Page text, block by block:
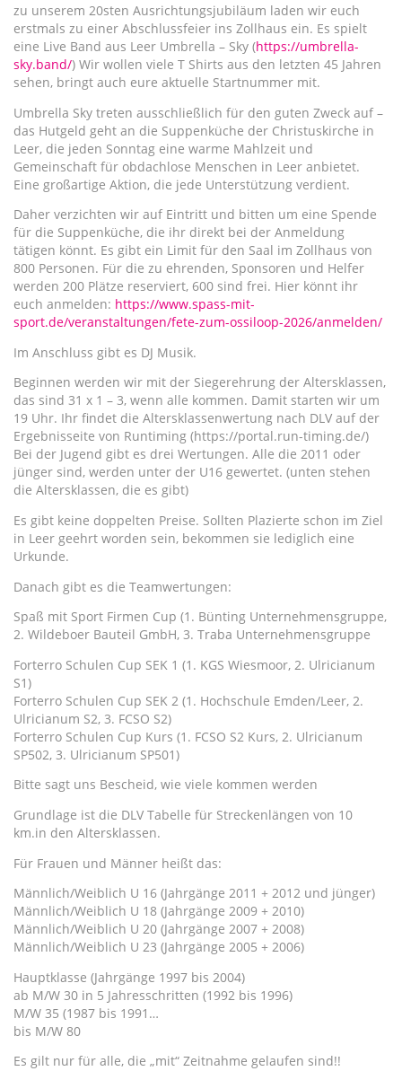
zu unserem 20sten Ausrichtungsjubiläum laden wir euch
erstmals zu einer Abschlussfeier ins Zollhaus ein. Es spielt
eine Live Band aus Leer Umbrella – Sky (https://umbrella-
sky.band/) Wir wollen viele T Shirts aus den letzten 45 Jahren
sehen, bringt auch eure aktuelle Startnummer mit.
Umbrella Sky treten ausschließlich für den guten Zweck auf –
das Hutgeld geht an die Suppenküche der Christuskirche in
Leer, die jeden Sonntag eine warme Mahlzeit und
Gemeinschaft für obdachlose Menschen in Leer anbietet.
Eine großartige Aktion, die jede Unterstützung verdient.
Daher verzichten wir auf Eintritt und bitten um eine Spende
für die Suppenküche, die ihr direkt bei der Anmeldung
tätigen könnt. Es gibt ein Limit für den Saal im Zollhaus von
800 Personen. Für die zu ehrenden, Sponsoren und Helfer
werden 200 Plätze reserviert, 600 sind frei. Hier könnt ihr
euch anmelden: https://www.spass-mit-
sport.de/veranstaltungen/fete-zum-ossiloop-2026/anmelden/
Im Anschluss gibt es DJ Musik.
Beginnen werden wir mit der Siegerehrung der Altersklassen,
das sind 31 x 1 – 3, wenn alle kommen. Damit starten wir um
19 Uhr. Ihr findet die Altersklassenwertung nach DLV auf der
Ergebnisseite von Runtiming (https://portal.run-timing.de/)
Bei der Jugend gibt es drei Wertungen. Alle die 2011 oder
jünger sind, werden unter der U16 gewertet. (unten stehen
die Altersklassen, die es gibt)
Es gibt keine doppelten Preise. Sollten Plazierte schon im Ziel
in Leer geehrt worden sein, bekommen sie lediglich eine
Urkunde.
Danach gibt es die Teamwertungen:
Spaß mit Sport Firmen Cup (1. Bünting Unternehmensgruppe,
2. Wildeboer Bauteil GmbH, 3. Traba Unternehmensgruppe
Forterro Schulen Cup SEK 1 (1. KGS Wiesmoor, 2. Ulricianum
S1)
Forterro Schulen Cup SEK 2 (1. Hochschule Emden/Leer, 2.
Ulricianum S2, 3. FCSO S2)
Forterro Schulen Cup Kurs (1. FCSO S2 Kurs, 2. Ulricianum
SP502, 3. Ulricianum SP501)
Bitte sagt uns Bescheid, wie viele kommen werden
Grundlage ist die DLV Tabelle für Streckenlängen von 10
km.in den Altersklassen.
Für Frauen und Männer heißt das:
Männlich/Weiblich U 16 (Jahrgänge 2011 + 2012 und jünger)
Männlich/Weiblich U 18 (Jahrgänge 2009 + 2010)
Männlich/Weiblich U 20 (Jahrgänge 2007 + 2008)
Männlich/Weiblich U 23 (Jahrgänge 2005 + 2006)
Hauptklasse (Jahrgänge 1997 bis 2004)
ab M/W 30 in 5 Jahresschritten (1992 bis 1996)
M/W 35 (1987 bis 1991…
bis M/W 80
Es gilt nur für alle, die „mit“ Zeitnahme gelaufen sind!!